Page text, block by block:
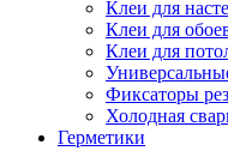
Клеи для
Клеи для
Клеи для
Фиксаторы
Холодная
Герметики